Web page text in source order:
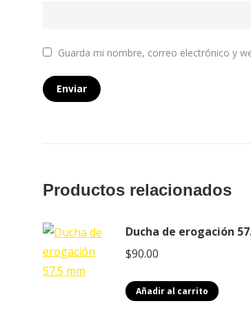
Guarda mi nombre, correo electrónico y
Productos relacionados
Ducha de erogación
$90.00
Añadir al carrito